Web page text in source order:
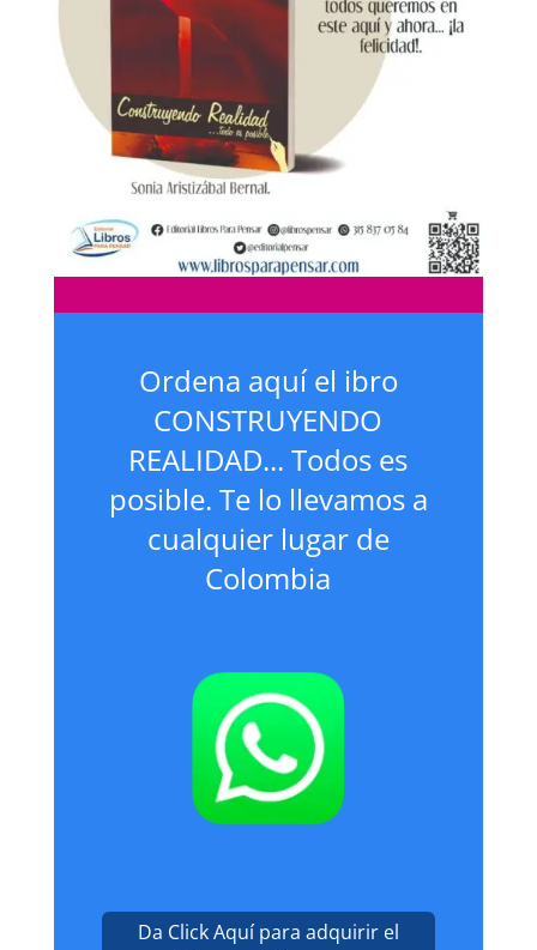
Ordena aquí el ibro
CONSTRUYENDO
REALIDAD... Todos es
posible. Te lo llevamos a
cualquier lugar de
Colombia
Da Click Aquí para adquirir el